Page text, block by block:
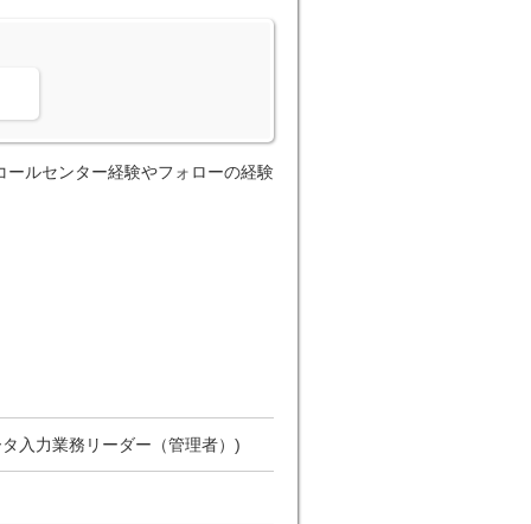
ルセンター経験やフォローの経験
入力業務リーダー（管理者）)